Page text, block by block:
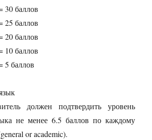
30 баллов
25 баллов
20 баллов
10 баллов
5 баллов
должен подтвердить уровень
не менее 6.5 баллов по каждому
or academic).